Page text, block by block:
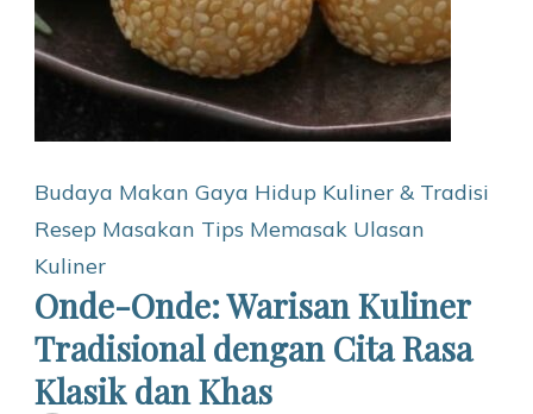
Budaya Makan Gaya Hidup Kuliner & Tradisi
Resep Masakan Tips Memasak Ulasan
Kuliner
Onde-Onde: Warisan Kuliner
Tradisional dengan Cita Rasa
Klasik dan Khas